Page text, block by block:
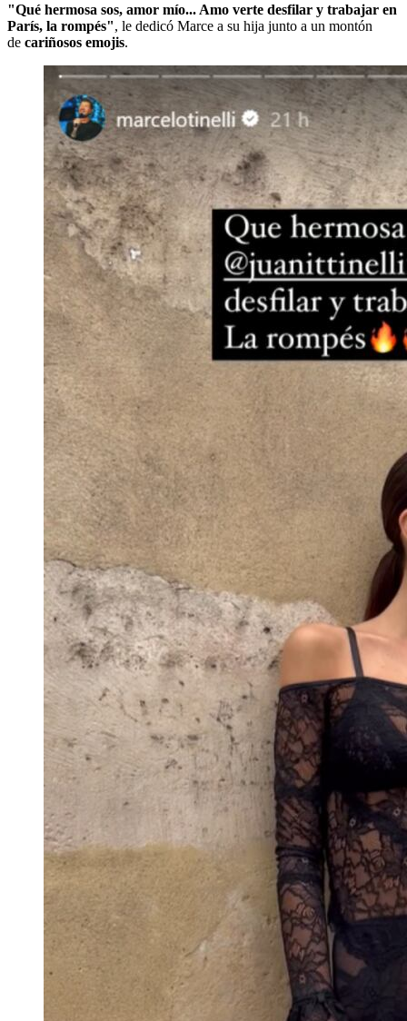
"Qué hermosa sos, amor mío... Amo verte desfilar y trabajar en
París, la rompés", le dedicó Marce a su hija junto a un montón
de cariñosos emojis.